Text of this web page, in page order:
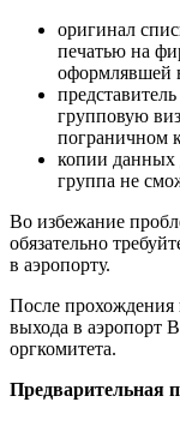
оригинал
печатью на
оформлявшей
групповую
пограничном
копии данных
группа не
Во избежание
обязательно
в аэропорту.
После прохождения
выхода в аэропорт
оргкомитета.
Предварительная